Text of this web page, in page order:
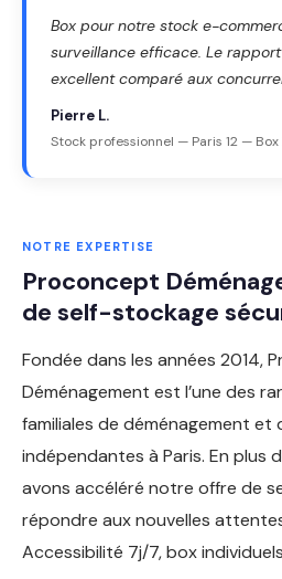
Box pour notre stock e-
surveillance efficace. Le
excellent comparé aux
Pierre L.
Stock professionnel — Paris 12 — Box
NOTRE EXPERTISE
Proconcept
de self-stockage
Fondée dans les années 2014,
Déménagement est l’une des
familiales de déménagement
indépendantes à Paris. En plus
avons accéléré notre offre de
répondre aux nouvelles
Accessibilité 7j/7, box